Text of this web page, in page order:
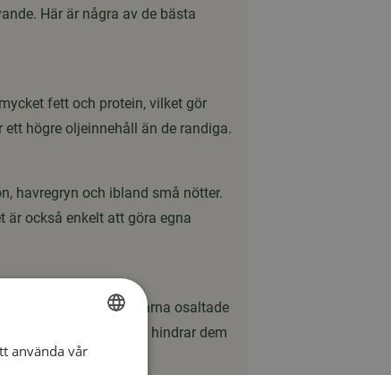
Här är några av de bästa
fett och protein, vilket gör
högre oljeinnehåll än de randiga.
havregryn och ibland små nötter.
är också enkelt att göra egna
Se till att ge fåglarna osaltade
jordnötshållare som hindrar dem
SWEDISH
använda vår